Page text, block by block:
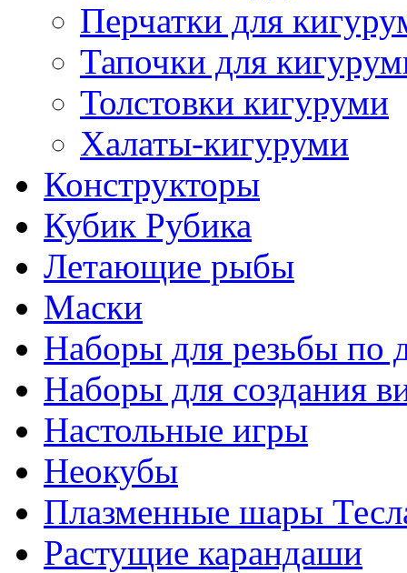
Перчатки для
Тапочки для
Толстовки кигуруми
Халаты-кигуруми
Конструкторы
Кубик Рубика
Летающие рыбы
Маски
Наборы для резьбы по
Наборы для создания
Настольные игры
Неокубы
Плазменные шары
Растущие карандаши